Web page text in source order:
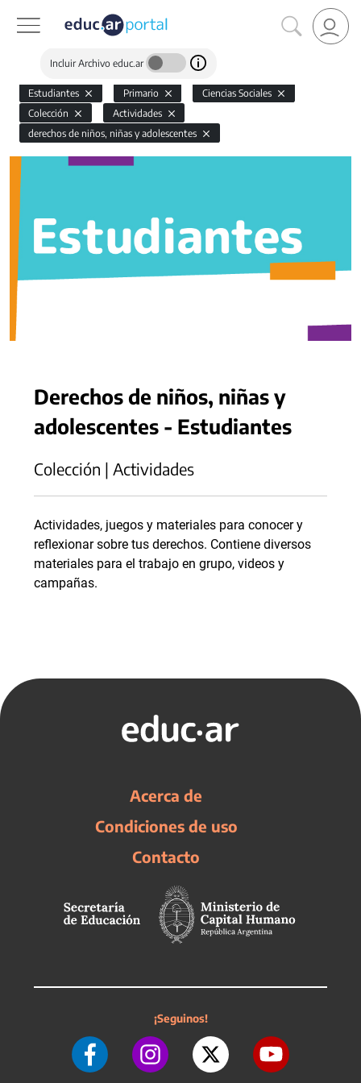
Incluir Archivo educ.ar
Estudiantes Primario
Ciencias Sociales
Colección
Actividades
derechos de niños, niñas y adolescentes
Derechos de niños, niñas y
adolescentes - Estudiantes
Colección | Actividades
Actividades, juegos y materiales para conocer y
reflexionar sobre tus derechos. Contiene diversos
materiales para el trabajo en grupo, videos y
campañas.
Acerca de
Condiciones de uso
Contacto
¡Seguinos!